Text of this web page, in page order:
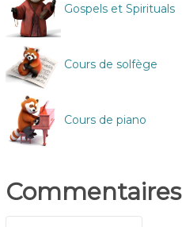
Gospels et Spirituals
Cours de solfège
Cours de piano
Commentaires